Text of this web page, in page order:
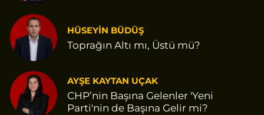
HÜSEYİN BÜDÜŞ
Toprağın Altı mı, Üstü mü?
AYŞE KAYTAN UÇAK
CHP’nin Başına Gelenler 'Yeni
Parti'nin de Başına Gelir mi?